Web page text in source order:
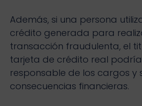
Además, si una persona
crédito generada para
transacción fraudulenta, el
tarjeta de crédito real
responsable de los cargos y
consecuencias financieras.